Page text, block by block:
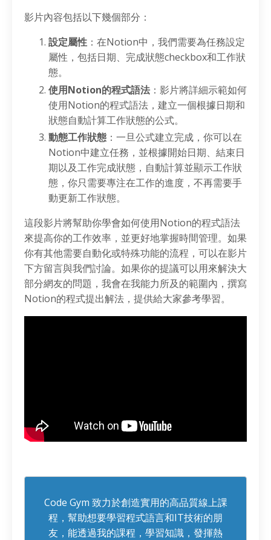
影片內容包括以下幾個部分：
設定屬性 ：在Notion中，我們需要為任務設定
屬性，包括日期、完成狀態checkbox和工作狀
態。
使用Notion的程式語法 ：影片將詳細示範如何
使用Notion的程式語法，建立一個根據日期和
狀態自動計算工作狀態的公式。
動態工作狀態 ：一旦公式建立完成，你可以在
Notion中建立任務，並根據開始日期、結束日
期以及工作完成狀態，自動計算並顯示工作狀
態，你只需要專注在工作的進度，不再需要手
動更新工作狀態。
這段影片將幫助你學會如何使用Notion的程式語法
來提高你的工作效率，並更好地掌握時間管理。如果
你有其他需要自動化或特殊功能的流程，可以在影片
下方留言與我們討論。如果你的提議可以用來解決大
部分網友的問題，我會在我能力所及的範圍內，撰寫
Notion的程式提出解法，提供給大家參考學習。
Code Gym 致力於創造實用的高品質線上課
程，幫助想要學習程式語言和IT技術的朋
友，能透過我的課程，學習知識，發揮熱